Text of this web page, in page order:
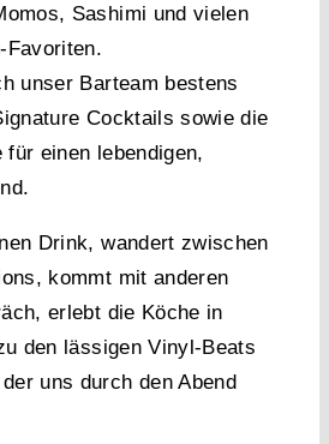
Sashimi und vielen
Favoriten.
unser Barteam bestens
Cocktails sowie die
für einen lebendigen,
Drink, wandert zwischen
kommt mit anderen
erlebt die Köche in
den lässigen Vinyl-Beats
uns durch den Abend